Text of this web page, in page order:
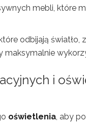
mebli, które
odbijają światło,
maksymalnie
i
oświetlenia , aby